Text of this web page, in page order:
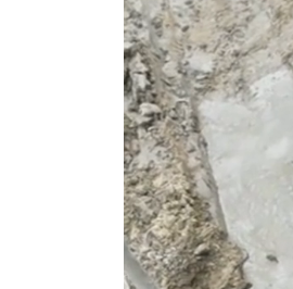
Pale
Pale VDW
Zabezpieczenia wykopów
Kotwy gruntowe
Mury oporowe –
Palisady –
Ścianki szczelne